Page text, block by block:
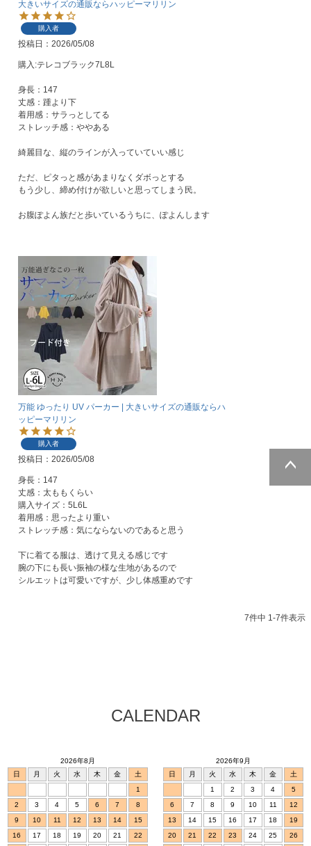
大きいサイズの通販ならハッピーマリリン
購入者
投稿日 2026/05/08
購入:テレコブラック7L8L
身長：147
丈感：踵より下
着用感：サラっとしてる
ストレッチ感：ややある
綺麗目な、縦のラインが入っていていい感じ
ただ、ピタっと感があまりなくダボっとする
もう少し、締め付けが欲しいと思ってしまう民。
お腹ぽよん族だと歩いているうちに、ぽよんします
万能 ゆったり UV パーカー | 大きいサイズの通販ならハ
ッピーマリリン
購入者
投稿日 2026/05/08
身長：147
丈感：太ももくらい
購入サイズ：5L6L
着用感：思ったより重い
ストレッチ感：気にならないのであると思う
下に着てる服は、透けて見える感じです
腕の下にも長い振袖の様な生地があるので
7件中 1-7件表示
ページトッ
CALENDAR
2026年8月
日
月 火 水 木 金
土
1
2
3 4 5 6 7
8
9
10 11 12 13 14
15
16
17 18 19 20 21
22
2026年9月
日
月 火 水 木 金
土
1
2 3 4
5
6
7 8 9 10 11
12
13
14 15 16 17 18
19
20
21 22 23 24 25
26